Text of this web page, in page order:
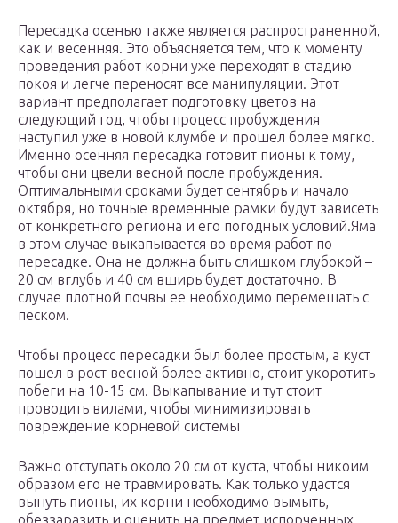
Пересадка осенью также является распространенной,
как и весенняя. Это объясняется тем, что к моменту
проведения работ корни уже переходят в стадию
покоя и легче переносят все манипуляции. Этот
вариант предполагает подготовку цветов на
следующий год, чтобы процесс пробуждения
наступил уже в новой клумбе и прошел более мягко.
Именно осенняя пересадка готовит пионы к тому,
чтобы они цвели весной после пробуждения.
Оптимальными сроками будет сентябрь и начало
октября, но точные временные рамки будут зависеть
от конкретного региона и его погодных условий.Яма
в этом случае выкапывается во время работ по
пересадке. Она не должна быть слишком глубокой –
20 см вглубь и 40 см вширь будет достаточно. В
случае плотной почвы ее необходимо перемешать с
песком.
Чтобы процесс пересадки был более простым, а куст
пошел в рост весной более активно, стоит укоротить
побеги на 10-15 см. Выкапывание и тут стоит
проводить вилами, чтобы минимизировать
повреждение корневой системы
Важно отступать около 20 см от куста, чтобы никоим
образом его не травмировать. Как только удастся
вынуть пионы, их корни необходимо вымыть,
обеззаразить и оценить на предмет испорченных,